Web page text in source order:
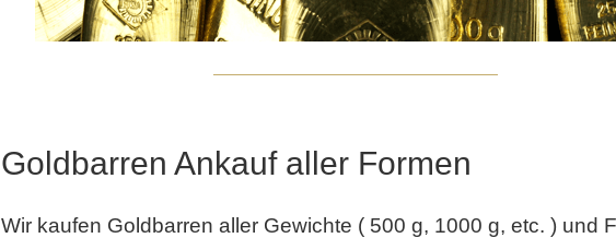
Goldbarren Ankauf aller Formen
Wir kaufen Goldbarren aller Gewichte ( 500 g, 1000 g, etc. ) und